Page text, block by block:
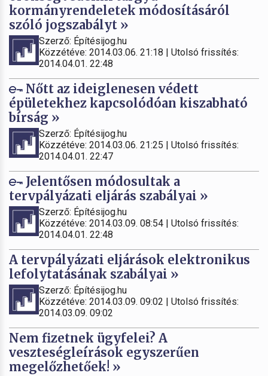
kormányrendeletek módosításáról
szóló jogszabályt »
Szerző: Építésijog.hu
Közzétéve: 2014.03.06. 21:18 | Utolsó frissítés:
2014.04.01. 22:48
Nőtt az ideiglenesen védett
épületekhez kapcsolódóan kiszabható
bírság »
Szerző: Építésijog.hu
Közzétéve: 2014.03.06. 21:25 | Utolsó frissítés:
2014.04.01. 22:47
Jelentősen módosultak a
tervpályázati eljárás szabályai »
Szerző: Építésijog.hu
Közzétéve: 2014.03.09. 08:54 | Utolsó frissítés:
2014.04.01. 22:48
A tervpályázati eljárások elektronikus
lefolytatásának szabályai »
Szerző: Építésijog.hu
Közzétéve: 2014.03.09. 09:02 | Utolsó frissítés:
2014.03.09. 09:02
Nem fizetnek ügyfelei? A
veszteségleírások egyszerűen
megelőzhetőek! »